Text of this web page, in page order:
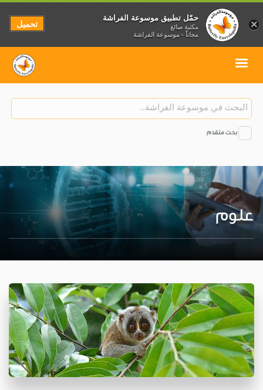
بحث متقدم
علوم
×
حمّل تطبيق موسوعة الفراشة
مكتبة صائغ
مجاناً - موسوعة الفراشة
تحميل